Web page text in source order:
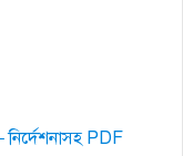
নির্দেশনাসহ PDF